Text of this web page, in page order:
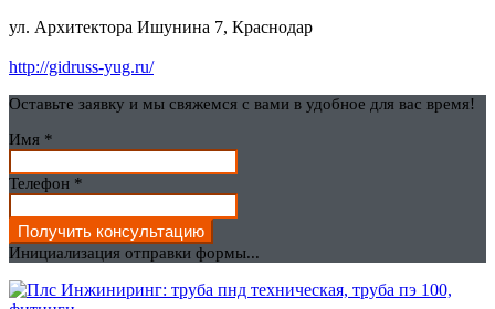
ул. Архитектора Ишунина 7, Краснодар
http://gidruss-yug.ru/
Оставьте заявку и мы свяжемся с вами в удобное для вас время!
Имя *
Телефон *
Получить консультацию
Инициализация отправки формы...